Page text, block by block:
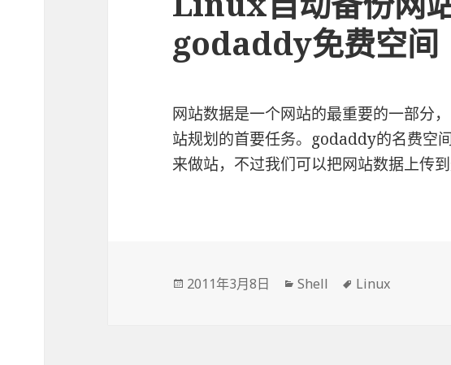
godaddy免费空间
网站数据是一个网站的最重要的一部分
站规划的首要任务。godaddy的名费空
来做站，不过我们可以把网站数据上传
发
2011年3月8日
分
Shell
标
Linux